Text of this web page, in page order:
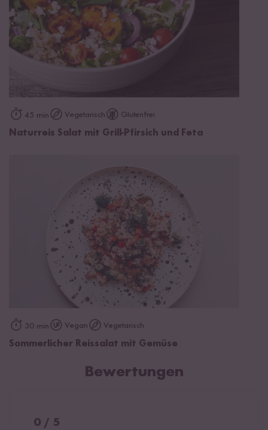
45 min Vegetarisch Glutenfrei
Naturreis Salat mit Grill-Pfirsich und Feta
30 min Vegan Vegetarisch
Sommerlicher Reissalat mit Gemüse
Bewertungen
0 / 5